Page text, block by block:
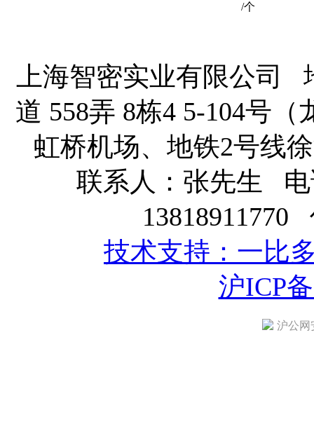
/个
上海智密实业有限公司
道 558弄 8栋4 5-104号
虹桥机场、地铁2号线
联系人：张先生 电
13818911770
技术支持：一比
沪ICP
沪公网